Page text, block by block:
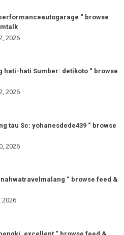
“ browse
2026
hati-hati Sumber: detikoto “ browse
2026
tau Sc: yohanesdede439 “ browse
2026
“ browse feed &
2026